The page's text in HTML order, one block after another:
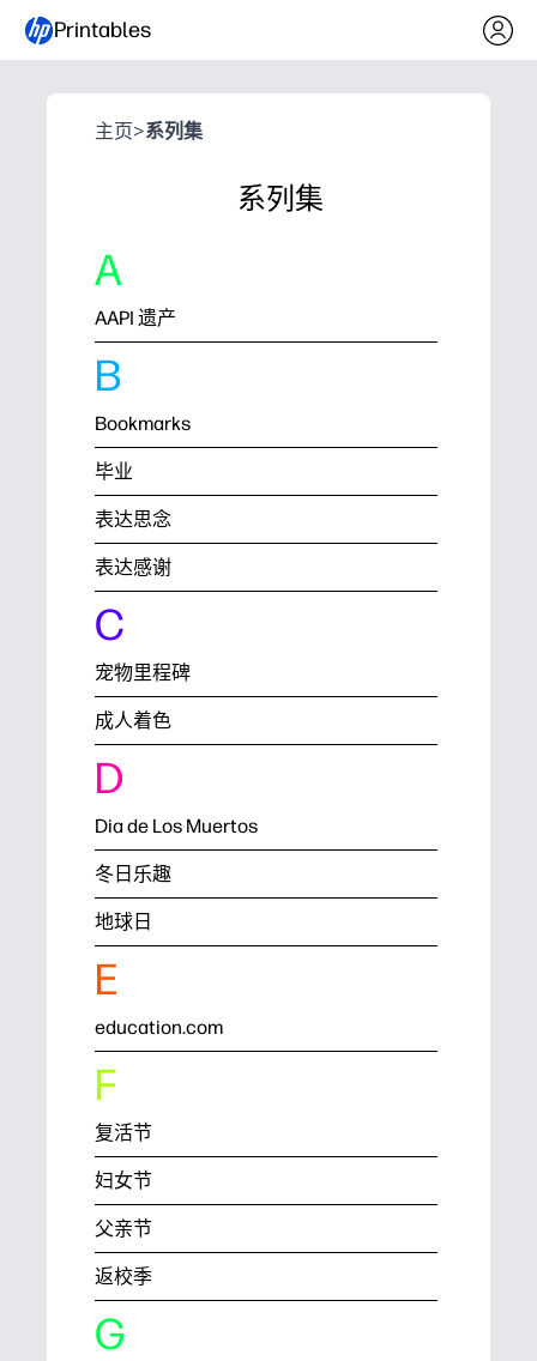
Printables
主页>系列集
系列集
A
AAPI 遗产
B
Bookmarks
毕业
表达思念
表达感谢
C
宠物里程碑
成人着色
D
Dia de Los Muertos
冬日乐趣
地球日
E
education.com
F
复活节
妇女节
父亲节
返校季
G